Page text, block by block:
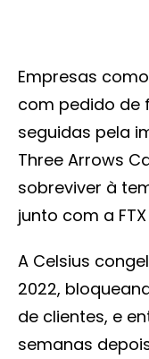
Empresas
com pedido de
seguidas pela
Three Arrows
sobreviver à
junto com a
A Celsius
2022,
de clientes, e
semanas